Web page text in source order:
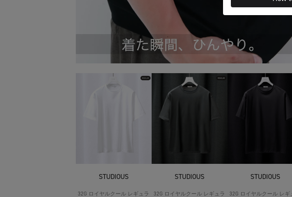
STUDIOUS
32G ロイヤルクール レギュラ
STUDIOUS
32G ロイヤルクール レギュラ
STUDIOUS
32G ロイヤルクール レギ